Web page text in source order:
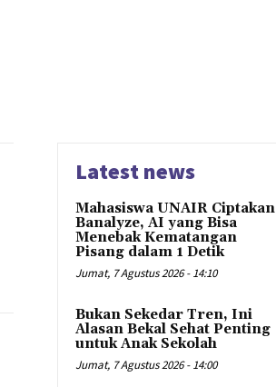
Latest news
Mahasiswa UNAIR Ciptakan
Banalyze, AI yang Bisa
Menebak Kematangan
Pisang dalam 1 Detik
Jumat, 7 Agustus 2026 - 14:10
Bukan Sekedar Tren, Ini
Alasan Bekal Sehat Penting
untuk Anak Sekolah
Jumat, 7 Agustus 2026 - 14:00